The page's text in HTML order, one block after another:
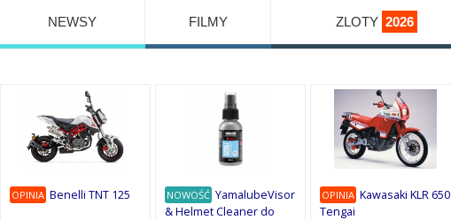
NEWSY FILMY ZLOTY 2026
OPINIA Benelli TNT 125 NOWOŚĆ YamalubeVisor
& Helmet Cleaner do
OPINIA Kawasaki KLR 650
Tengai